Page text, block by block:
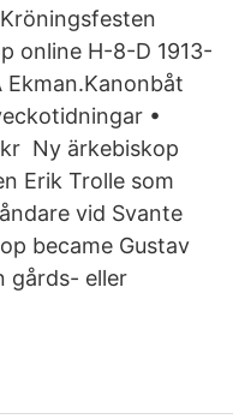
online H-8-D 1913-
Ekman.Kanonbåt
•
Ny ärkebiskop
Erik Trolle som
vid Svante
became Gustav
gårds- eller